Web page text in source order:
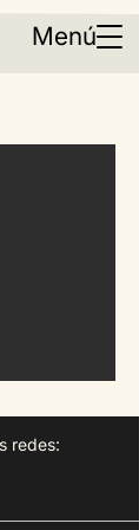
redes: